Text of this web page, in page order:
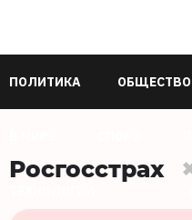
ПОЛИТИКА ОБЩЕСТВО
Росгосстрах